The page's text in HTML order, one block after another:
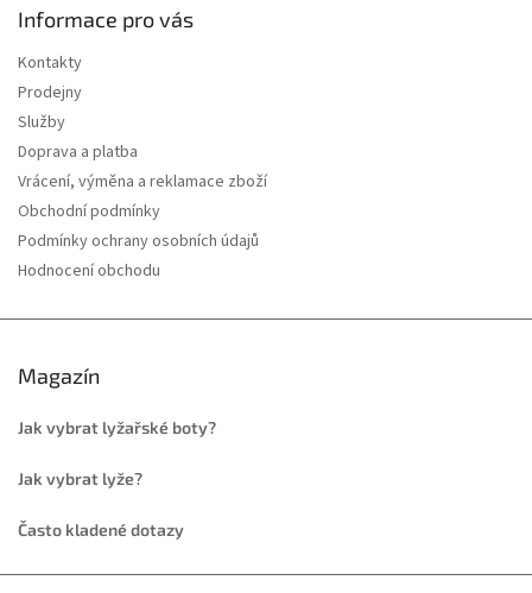
Informace pro vás
Kontakty
Prodejny
Služby
Doprava a platba
Vrácení, výměna a reklamace zboží
Obchodní podmínky
Podmínky ochrany osobních údajů
Hodnocení obchodu
Magazín
Jak vybrat lyžařské boty?
Jak vybrat lyže?
Často kladené dotazy